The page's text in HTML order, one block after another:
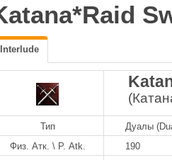
Interlude
Тип
Дуалы
Физ. Атк. \ P. Atk.
190